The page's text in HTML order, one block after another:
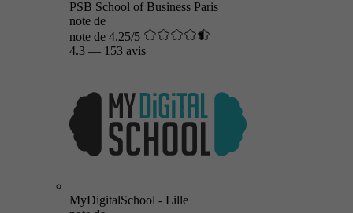
PSB School of Business Paris
note de
note de 4.25/5
4.3 — 153 avis
MyDigitalSchool - Lille